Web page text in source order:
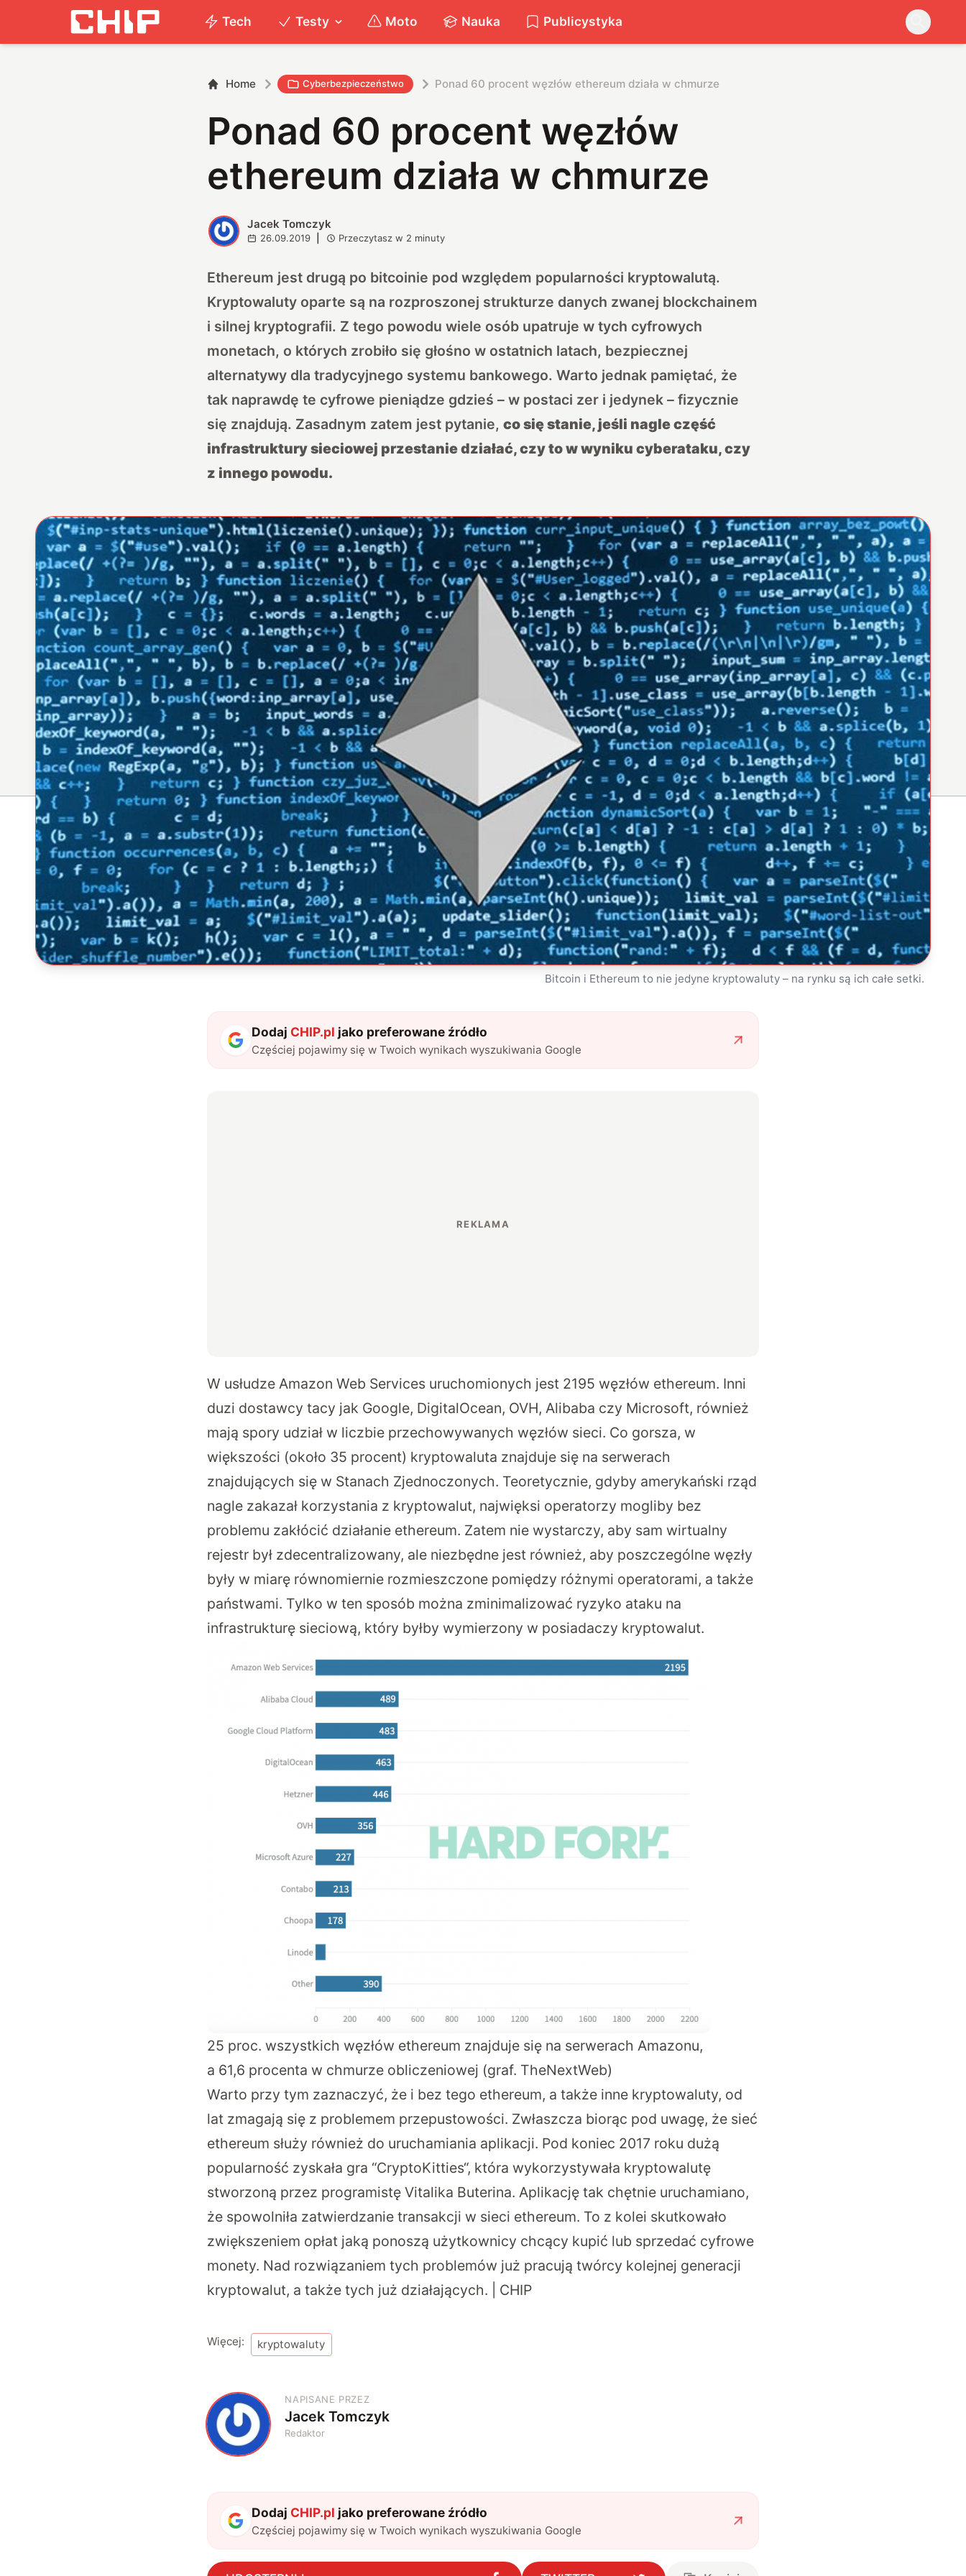
Tech Testy Moto Nauka Publicystyka
Home Cyberbezpieczeństwo Ponad 60 procent węzłów ethereum działa w chmurze
Ponad 60 procent węzłów
ethereum działa w chmurze
J Jacek Tomczyk
26.09.2019 Przeczytasz w 2 minuty
Ethereum jest drugą po bitcoinie pod względem popularności kryptowalutą.
Kryptowaluty oparte są na rozproszonej strukturze danych zwanej blockchainem
i silnej kryptografii. Z tego powodu wiele osób upatruje w tych cyfrowych
monetach, o których zrobiło się głośno w ostatnich latach, bezpiecznej
alternatywy dla tradycyjnego systemu bankowego. Warto jednak pamiętać, że
tak naprawdę te cyfrowe pieniądze gdzieś – w postaci zer i jedynek – fizycznie
się znajdują. Zasadnym zatem jest pytanie, co się stanie, jeśli nagle część
infrastruktury sieciowej przestanie działać, czy to w wyniku cyberataku, czy
z innego powodu.
Bitcoin i Ethereum to nie jedyne kryptowaluty – na rynku są ich całe setki.
Dodaj CHIP.pl jako preferowane źródło
Częściej pojawimy się w Twoich wynikach wyszukiwania Google
W usłudze Amazon Web Services uruchomionych jest 2195 węzłów ethereum. Inni
duzi dostawcy tacy jak Google, DigitalOcean, OVH, Alibaba czy Microsoft, również
mają spory udział w liczbie przechowywanych węzłów sieci. Co gorsza, w
większości (około 35 procent) kryptowaluta znajduje się na serwerach
znajdujących się w Stanach Zjednoczonych. Teoretycznie, gdyby amerykański rząd
nagle zakazał korzystania z kryptowalut, najwięksi operatorzy mogliby bez
problemu zakłócić działanie ethereum. Zatem nie wystarczy, aby sam wirtualny
rejestr był zdecentralizowany, ale niezbędne jest również, aby poszczególne węzły
były w miarę równomiernie rozmieszczone pomiędzy różnymi operatorami, a także
państwami. Tylko w ten sposób można zminimalizować ryzyko ataku na
infrastrukturę sieciową, który byłby wymierzony w posiadaczy kryptowalut.
25 proc. wszystkich węzłów ethereum znajduje się na serwerach Amazonu,
a 61,6 procenta w chmurze obliczeniowej (graf. TheNextWeb)
Warto przy tym zaznaczyć, że i bez tego ethereum, a także inne kryptowaluty, od
lat zmagają się z problemem przepustowości. Zwłaszcza biorąc pod uwagę, że sieć
ethereum służy również do uruchamiania aplikacji. Pod koniec 2017 roku dużą
popularność zyskała gra “CryptoKitties“, która wykorzystywała kryptowalutę
stworzoną przez programistę Vitalika Buterina. Aplikację tak chętnie uruchamiano,
że spowolniła zatwierdzanie transakcji w sieci ethereum. To z kolei skutkowało
zwiększeniem opłat jaką ponoszą użytkownicy chcący kupić lub sprzedać cyfrowe
monety. Nad rozwiązaniem tych problemów już pracują twórcy kolejnej generacji
kryptowalut, a także tych już działających. | CHIP
Więcej: kryptowaluty
J
NAPISANE PRZEZ
Jacek Tomczyk
Redaktor
Dodaj CHIP.pl jako preferowane źródło
Częściej pojawimy się w Twoich wynikach wyszukiwania Google